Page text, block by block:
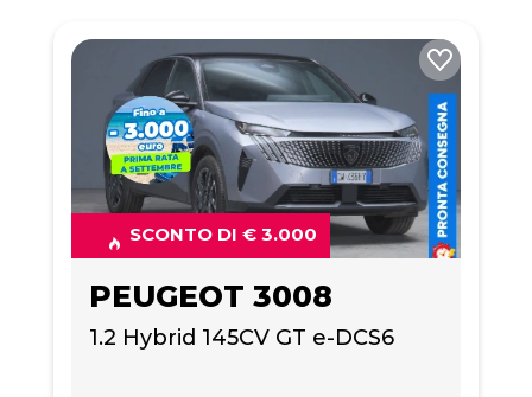
SCONTO DI € 3.000
PEUGEOT 3008
1.2 Hybrid 145CV GT e-DCS6